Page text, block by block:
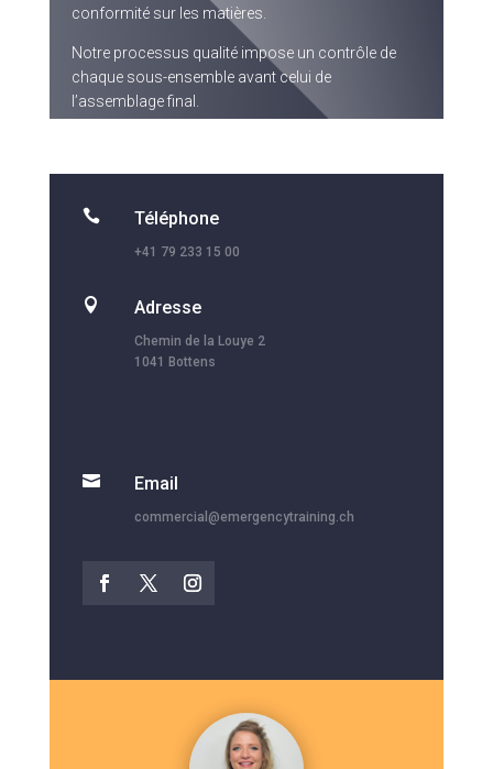
conformité sur les matières.
Notre processus qualité impose un contrôle de
chaque sous-ensemble avant celui de
l’assemblage final.
 Téléphone
+41 79 233 15 00
 Adresse
Chemin de la Louye 2
1041 Bottens
 Email
commercial@emergencytraining.ch